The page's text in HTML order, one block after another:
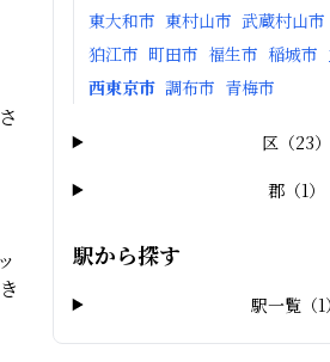
東大和市 東村山市 武蔵村山市
狛江市 町田市 福生市 稲城市
西東京市 調布市 青梅市
区（23）
郡（1）
駅から探す
駅一覧（1）